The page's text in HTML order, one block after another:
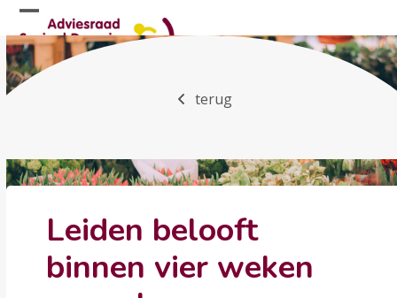
Skip
to
content
Open
mobile
menu
Close
mobile
menu
terug
Leiden belooft
binnen vier weken